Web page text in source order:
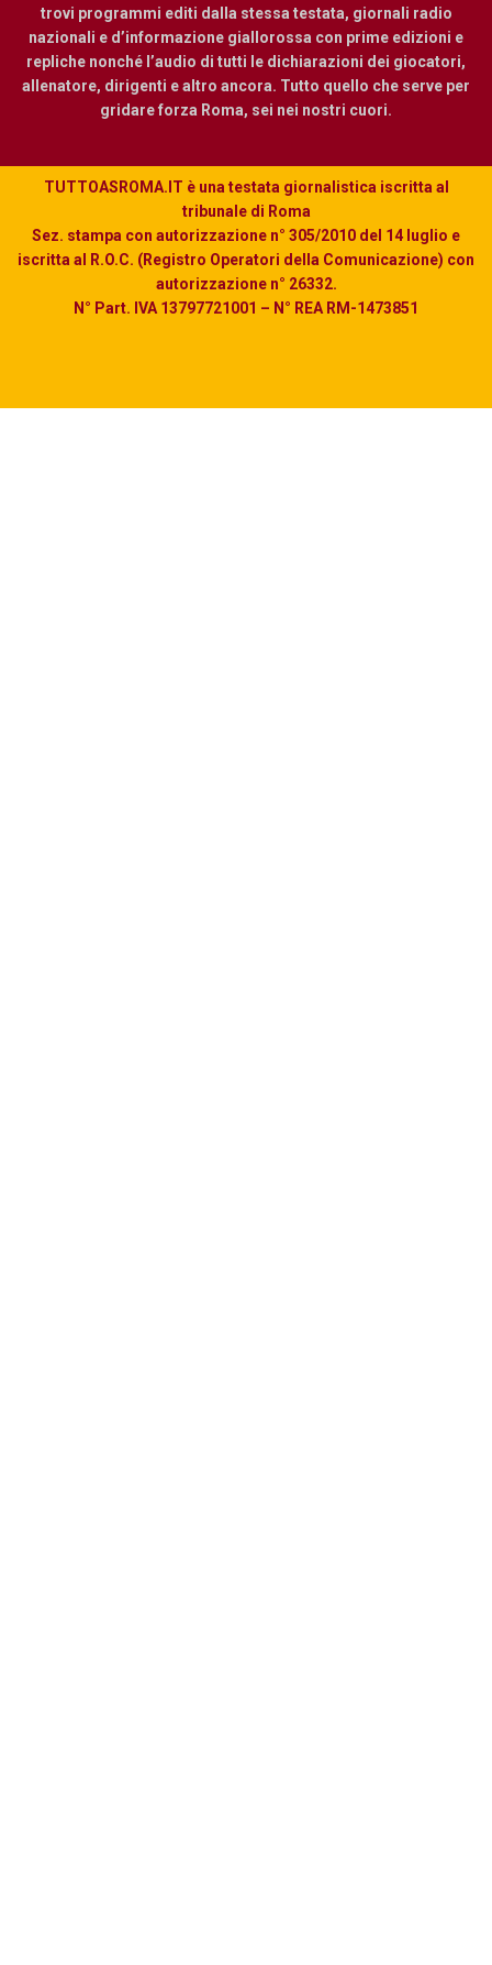
trovi programmi editi dalla stessa testata, giornali radio
nazionali e d’informazione giallorossa con prime edizioni e
repliche nonché l’audio di tutti le dichiarazioni dei giocatori,
allenatore, dirigenti e altro ancora. Tutto quello che serve per
gridare forza Roma, sei nei nostri cuori.
TUTTOASROMA.IT è una testata giornalistica iscritta al
tribunale di Roma
Sez. stampa con autorizzazione n° 305/2010 del 14 luglio e
iscritta al R.O.C. (Registro Operatori della Comunicazione) con
autorizzazione n° 26332.
N° Part. IVA 13797721001 – N° REA RM-1473851